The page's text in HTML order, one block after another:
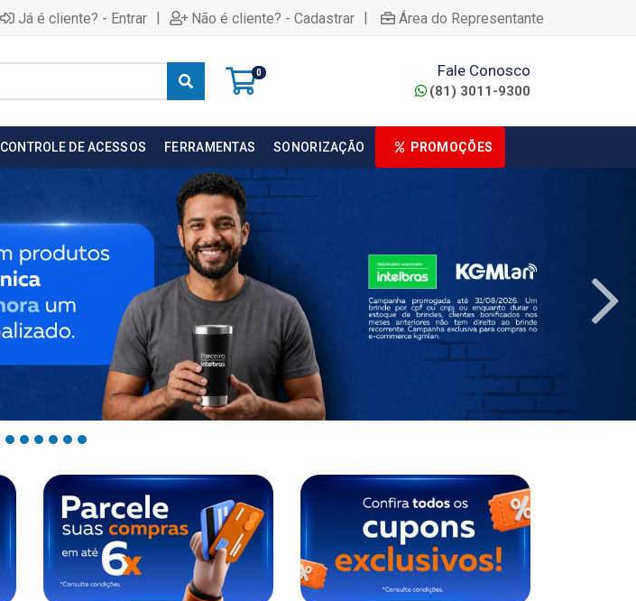
Já é cliente? - Entrar | Não é cliente? - Cadastrar | Área do Representante
0 Fale Conosco
(81) 3011-9300
CONTROLE DE ACESSOS FERRAMENTAS SONORIZAÇÃO PROMOÇÕES